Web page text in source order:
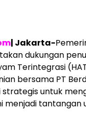
| Jakarta-
dukungan
Terintegrasi
bersama PT
strategis untuk
menjadi